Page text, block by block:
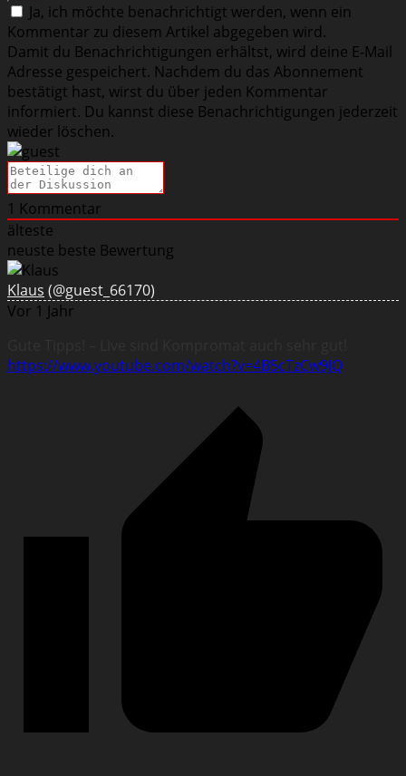
Ja, ich möchte benachrichtigt werden, wenn ein
Kommentar zu diesem Artikel abgegeben wird.
Damit du Benachrichtigungen erhältst, wird deine E-Mail
Adresse gespeichert. Nachdem du das Abonnement
bestätigt hast, wirst du über jeden Kommentar
informiert. Du kannst diese Benachrichtigungen jederzeit
wieder löschen.
1 Kommentar
älteste
neuste beste Bewertung
Klaus (@guest_66170)
Vor 1 Jahr
https://www.youtube.com/watch?v=4B5cTzCw9JQ